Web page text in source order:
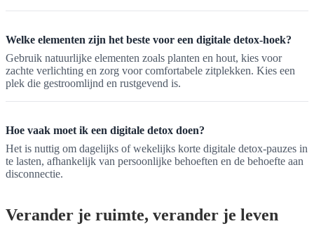
Welke elementen zijn het beste voor een digitale detox-hoek?
Gebruik natuurlijke elementen zoals planten en hout, kies voor
zachte verlichting en zorg voor comfortabele zitplekken. Kies een
plek die gestroomlijnd en rustgevend is.
Hoe vaak moet ik een digitale detox doen?
Het is nuttig om dagelijks of wekelijks korte digitale detox-pauzes in
te lasten, afhankelijk van persoonlijke behoeften en de behoefte aan
disconnectie.
Verander je ruimte, verander je leven